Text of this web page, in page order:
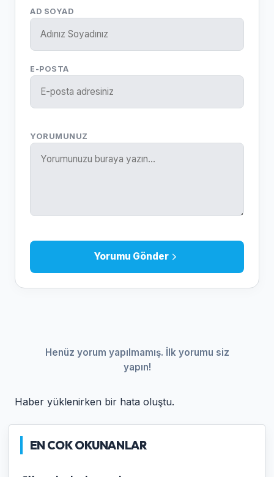
AD SOYAD
E-POSTA
YORUMUNUZ
Yorumu Gönder
Henüz yorum yapılmamış. İlk yorumu siz
yapın!
Haber yüklenirken bir hata oluştu.
EN COK OKUNANLAR